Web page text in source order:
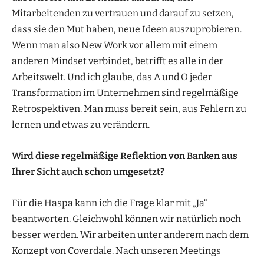
Mitarbeitenden zu vertrauen und darauf zu setzen,
dass sie den Mut haben, neue Ideen auszuprobieren.
Wenn man also New Work vor allem mit einem
anderen Mindset verbindet, betrifft es alle in der
Arbeitswelt. Und ich glaube, das A und O jeder
Transformation im Unternehmen sind regelmäßige
Retrospektiven. Man muss bereit sein, aus Fehlern zu
lernen und etwas zu verändern.
Wird diese regelmäßige Reflektion von Banken aus
Ihrer Sicht auch schon umgesetzt?
Für die Haspa kann ich die Frage klar mit „Ja“
beantworten. Gleichwohl können wir natürlich noch
besser werden. Wir arbeiten unter anderem nach dem
Konzept von Coverdale. Nach unseren Meetings